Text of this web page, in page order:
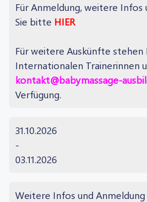
Für Anmeldung, weitere Infos
Sie bitte HIER
Für weitere Auskünfte stehen
Internationalen Trainerinnen
kontakt@babymassage-
Verfügung.
31.10.2026
-
03.11.2026
Weitere Infos und Anmeldung